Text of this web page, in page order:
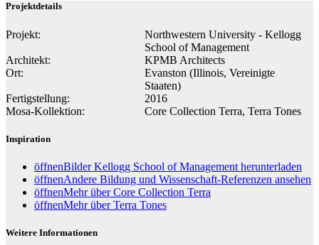
Projektdetails
Projekt:
Northwestern University - Kellogg
School of Management
Architekt:
KPMB Architects
Ort:
Evanston (Illinois, Vereinigte
Staaten)
Fertigstellung:
2016
Mosa-Kollektion:
Core Collection Terra, Terra Tones
Inspiration
öffnenBilder Kellogg School of Management herunterladen
öffnenAndere Bildung und Wissenschaft-Referenzen ansehen
öffnenMehr über Core Collection Terra
öffnenMehr über Terra Tones
Weitere Informationen